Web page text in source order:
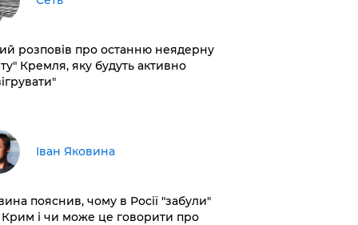
розповів про останню неядерну
Кремля, яку будуть активно
Іван Яковина
пояснив, чому в Росії "забули"
і чи може це говорити про